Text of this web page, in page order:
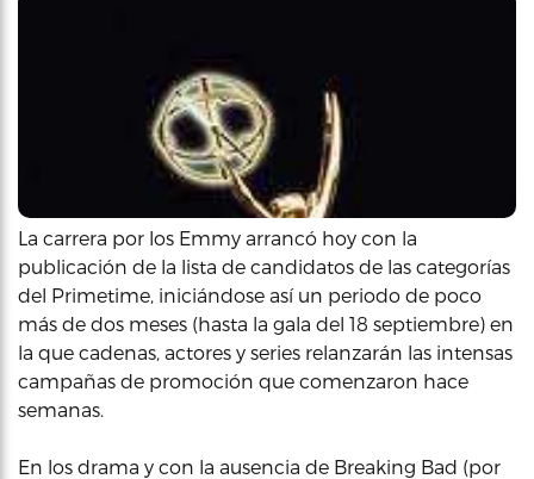
La carrera por los Emmy arrancó hoy con la
publicación de la lista de candidatos de las categorías
del Primetime, iniciándose así un periodo de poco
más de dos meses (hasta la gala del 18 septiembre) en
la que cadenas, actores y series relanzarán las intensas
campañas de promoción que comenzaron hace
semanas.
En los drama y con la ausencia de Breaking Bad (por